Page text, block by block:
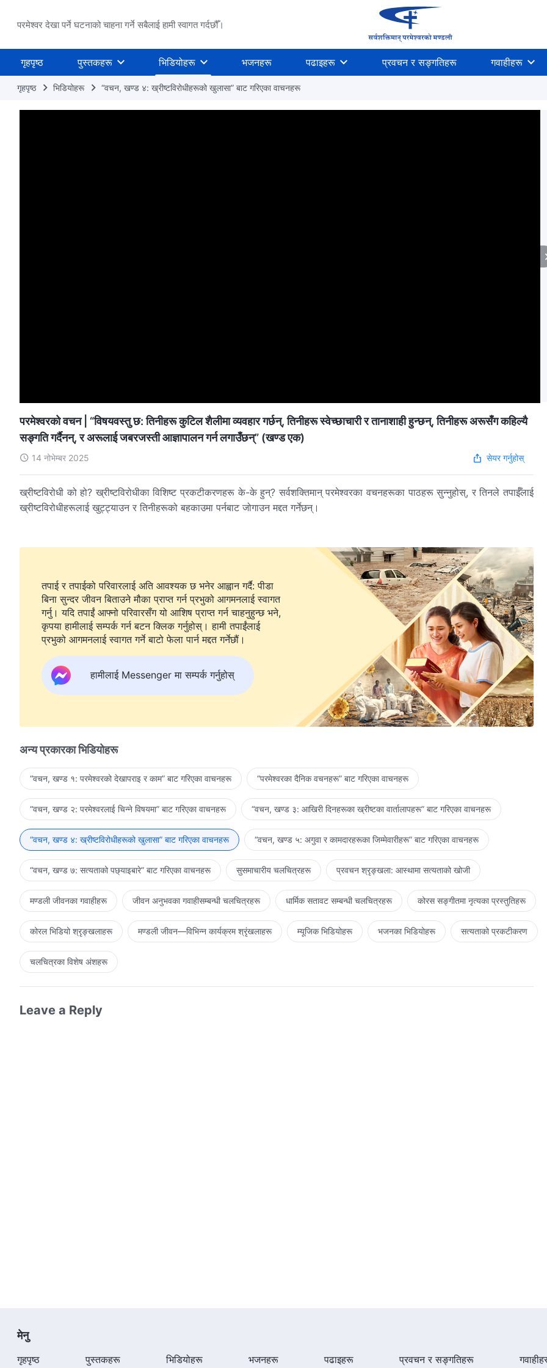
परमेश्वर देखा पर्ने घटनाको चाहना गर्ने सबैलाई हामी स्वागत गर्दछौँ।
गृहपृष्ठ पुस्तकहरू भिडियोहरू भजनहरू पढाइहरू प्रवचन र सङ्गतिहरू गवाहीहरू
गृहपृष्ठ भिडियोहरू “वचन, खण्ड ४: ख्रीष्टविरोधीहरूको खुलासा” बाट गरिएका वाचनहरू
परमेश्‍वरको वचन | “विषयवस्तु छ: तिनीहरू कुटिल शैलीमा व्यवहार गर्छन्, तिनीहरू स्वेच्‍छाचारी र तानाशाही हुन्छन्, तिनीहरू अरूसँग कहिल्यै
सङ्गति गर्दैनन्, र अरूलाई जबरजस्ती आज्ञापालन गर्न लगाउँछन्” (खण्ड एक)
14 नोभेम्बर 2025 सेयर गर्नुहोस्
ख्रीष्टविरोधी को हो? ख्रीष्टविरोधीका विशिष्ट प्रकटीकरणहरू के-के हुन्? सर्वशक्तिमान् परमेश्वरका वचनहरूका पाठहरू सुन्नुहोस्, र तिनले तपाईँलाई
ख्रीष्टविरोधीहरूलाई खुट्ट्याउन र तिनीहरूको बहकाउमा पर्नबाट जोगाउन मद्दत गर्नेछन्।
तपाई र तपाईको परिवारलाई अति आवश्यक छ भनेर आह्वान गर्दै: पीडा
बिना सुन्दर जीवन बिताउने मौका प्राप्त गर्न प्रभुको आगमनलाई स्वागत
गर्नु। यदि तपाईं आफ्नो परिवारसँग यो आशिष प्राप्त गर्न चाहनुहुन्छ भने,
कृपया हामीलाई सम्पर्क गर्न बटन क्लिक गर्नुहोस्। हामी तपाईंलाई
प्रभुको आगमनलाई स्वागत गर्ने बाटो फेला पार्न मद्दत गर्नेछौं।
हामीलाई Messenger मा सम्पर्क गर्नुहोस्
अन्य प्रकारका भिडियोहरू
“वचन, खण्ड १: परमेश्‍वरको देखापराइ र काम” बाट गरिएका वाचनहरू “परमेश्‍वरका दैनिक वचनहरू” बाट गरिएका वाचनहरू
“वचन, खण्ड २: परमेश्‍वरलाई चिन्‍ने विषयमा” बाट गरिएका वाचनहरू “वचन, खण्ड ३: आखिरी दिनहरूका ख्रीष्टका वार्तालापहरू” बाट गरिएका वाचनहरू
“वचन, खण्ड ४: ख्रीष्टविरोधीहरूको खुलासा” बाट गरिएका वाचनहरू “वचन, खण्ड ५: अगुवा र कामदारहरूका जिम्‍मेवारीहरू” बाट गरिएका वाचनहरू
“वचन, खण्ड ७: सत्यताको पछ्याइबारे” बाट गरिएका वाचनहरू सुसमाचारीय चलचित्रहरू प्रवचन श्रृङ्खला: आस्थामा सत्यताको खोजी
मण्डली जीवनका गवाहीहरू जीवन अनुभवका गवाहीसम्‍बन्धी चलचित्रहरू धार्मिक सतावट सम्‍बन्धी चलचित्रहरू कोरस सङ्गीतमा नृत्यका प्रस्तुतिहरू
कोरल भिडियो श्रृङ्खलाहरू मण्डली जीवन—विभिन्‍न कार्यक्रम श्रृंखलाहरू म्यूजिक भिडियोहरू भजनका भिडियोहरू सत्यताको प्रकटीकरण
चलचित्रका विशेष अंशहरू
Leave a Reply
मेनु
गृहपृष्ठ पुस्तकहरू भिडियोहरू भजनहरू पढाइहरू प्रवचन र सङ्गतिहरू